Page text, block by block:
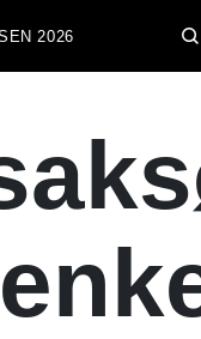
2026